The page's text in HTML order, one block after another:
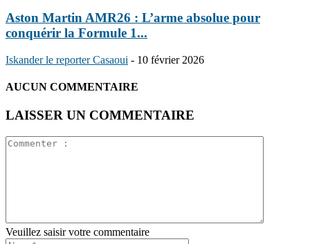
Aston Martin AMR26 : L’arme absolue pour
conquérir la Formule 1...
Iskander le reporter Casaoui - 10 février 2026
AUCUN COMMENTAIRE
LAISSER UN COMMENTAIRE
Veuillez saisir votre commentaire